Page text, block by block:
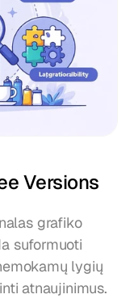
Versions
grafiko
suformuoti
lygių
atnaujinimus.